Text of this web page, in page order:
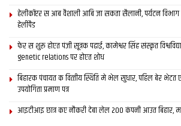
हेलीकॉप्टर स आब वैशाली आबि जा सकता सैलानी, पर्यटन
हेलीपैड
फेर स शुरू होएत पंजी सूत्रक पढाई, कामेश्वर सिंह संस्कृत
genetic relations पर होएत शोध
बिहारक पंचायत क वित्‍तीय स्थिति मे भेल सुधार, पहिल बेर
उपयोगिता प्रमाण पत्र
आइटीआइ छात्र कए नौकरी देबा लेल 200 कंपनी आउत बिहार,